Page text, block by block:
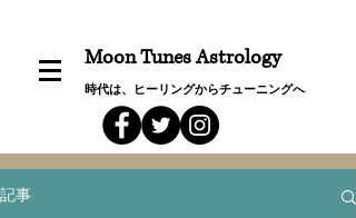
Moon Tunes Astrology
時代は、ヒーリングからチューニングへ
記事